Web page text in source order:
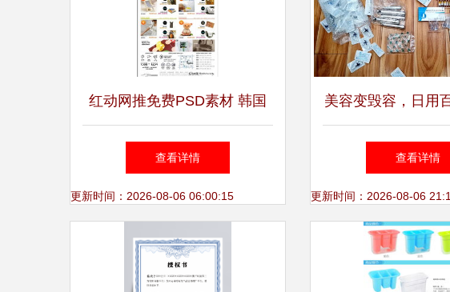
红动网推免费PSD素材 韩国
日用百货商城网页模版编号
1162273详情
查看详情
更新时间：2026-08-06 06:00:15
美容变毁容，日用
非法医美陷
查看详情
更新时间：2026-08-06